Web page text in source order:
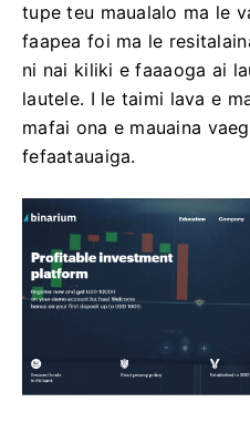
tupe teu maualalo ma le
faapea foi ma le
ni nai kiliki e faaaoga ai
lautele. I le taimi lava e
mafai ona e mauaina
fefaatauaiga.